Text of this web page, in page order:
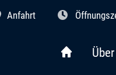
Anfahrt